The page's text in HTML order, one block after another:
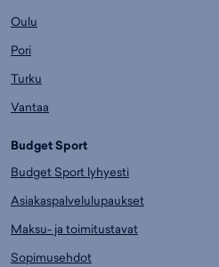
Oulu
Pori
Turku
Vantaa
Budget Sport
Budget Sport lyhyesti
Asiakaspalvelulupaukset
Maksu- ja toimitustavat
Sopimusehdot